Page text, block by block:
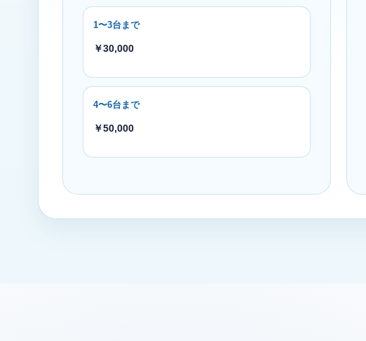
1〜3台まで
￥30,000
4〜6台まで
￥50,000